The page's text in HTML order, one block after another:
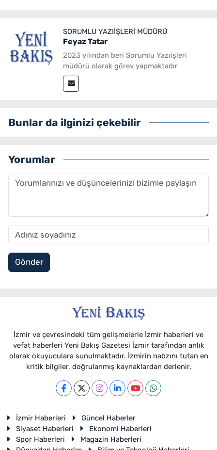
SORUMLU YAZIIŞLERI MÜDÜRÜ
Feyaz Tatar
2023 yılından beri Sorumlu Yazıişleri
müdürü olarak görev yapmaktadır
Bunlar da ilginizi çekebilir
Yorumlar
Gönder
İzmir ve çevresindeki tüm gelişmelerle İzmir haberleri ve
vefat haberleri Yeni Bakış Gazetesi İzmir tarafından anlık
olarak okuyuculara sunulmaktadır. İzmirin nabzını tutan en
kritik bilgiler, doğrulanmış kaynaklardan derlenir.
İzmir Haberleri
Güncel Haberler
Siyaset Haberleri
Ekonomi Haberleri
Spor Haberleri
Magazin Haberleri